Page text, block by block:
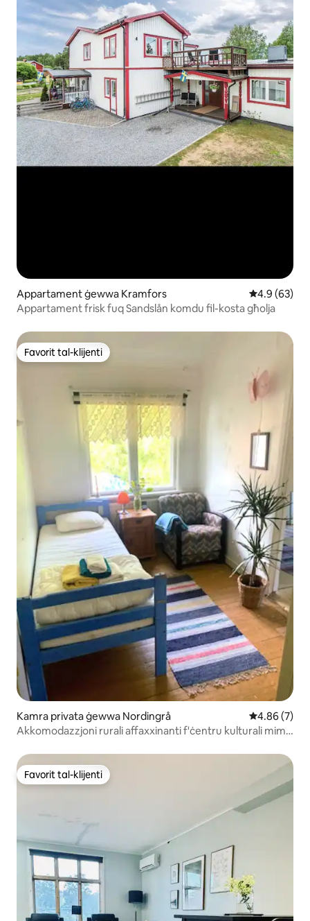
Appartament ġewwa Kramfors Rating
4.9 (63)
Appartament frisk fuq Sandslån komdu fil-kosta għolja
Favorit tal-klijenti
Favorit tal-klijenti
Kamra privata ġewwa Nordingrå Rating
4.86 (7)
Akkomodazzjoni rurali affaxxinanti f'ċentru kulturali mimli
Favorit tal-klijenti
Favorit tal-klijenti